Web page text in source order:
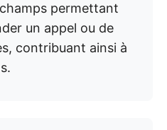
permettant
un appel ou de
contribuant ainsi à